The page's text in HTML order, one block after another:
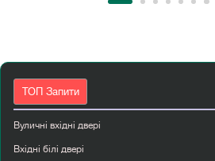
ТОП Запити
Вуличні вхідні двері
Вхідні білі двері